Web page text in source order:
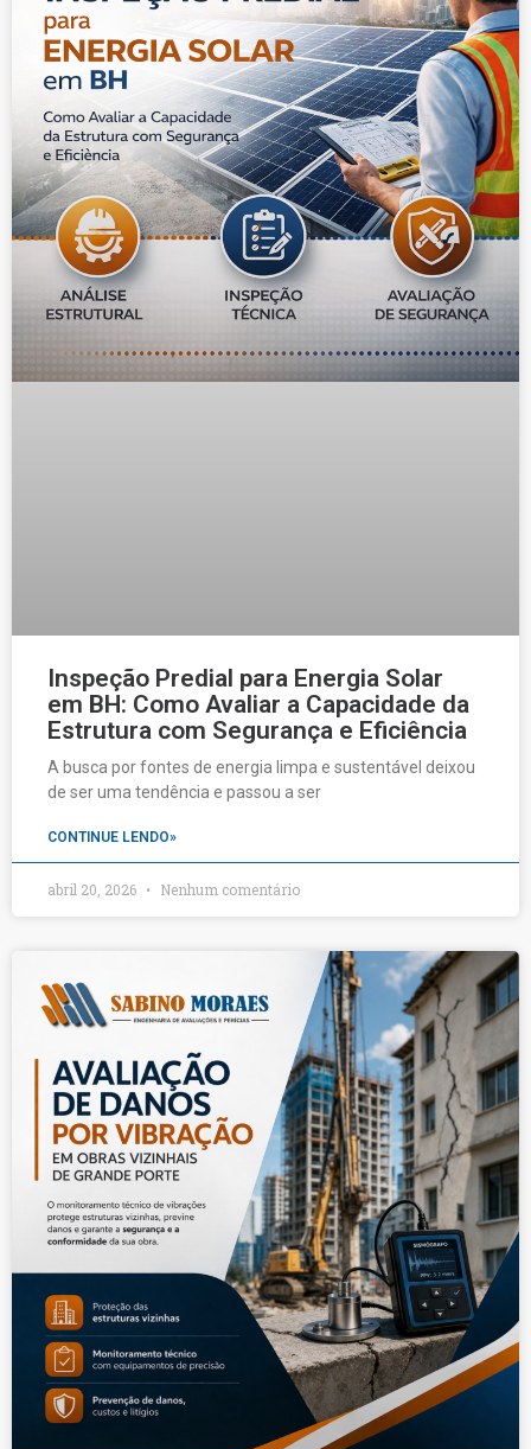
Inspeção Predial para Energia Solar
em BH: Como Avaliar a Capacidade da
Estrutura com Segurança e Eficiência
A busca por fontes de energia limpa e sustentável deixou
de ser uma tendência e passou a ser
CONTINUE LENDO»
abril 20, 2026 Nenhum comentário